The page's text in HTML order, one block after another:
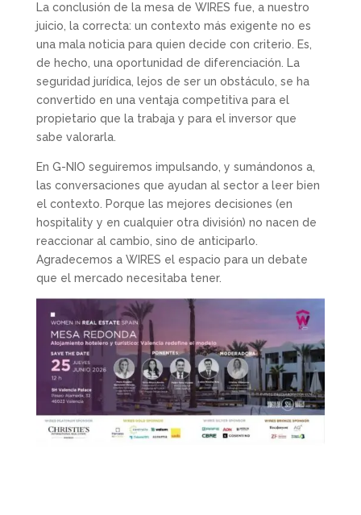
La conclusión de la mesa de WIRES fue, a nuestro
juicio, la correcta: un contexto más exigente no es
una mala noticia para quien decide con criterio. Es,
de hecho, una oportunidad de diferenciación. La
seguridad jurídica, lejos de ser un obstáculo, se ha
convertido en una ventaja competitiva para el
propietario que la trabaja y para el inversor que
sabe valorarla.
En G-NIO seguiremos impulsando, y sumándonos a,
las conversaciones que ayudan al sector a leer bien
el contexto. Porque las mejores decisiones (en
hospitality y en cualquier otra división) no nacen de
reaccionar al cambio, sino de anticiparlo.
Agradecemos a WIRES el espacio para un debate
que el mercado necesitaba tener.